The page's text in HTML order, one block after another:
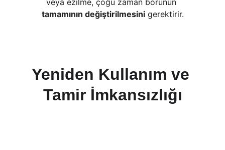
veya ezilme, çoğu zaman borunun
tamamının değiştirilmesini gerektirir.
Yeniden Kullanım ve
Tamir İmkansızlığı